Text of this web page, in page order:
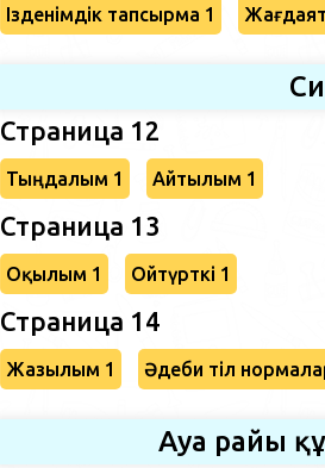
Ізденімдік тапсырма 1
Страница 12
Тыңдалым 1 Айтылым 1
Страница 13
Оқылым 1 Ойтүрткі 1
Страница 14
Жазылым 1 Әдеби тіл
Ауа райы